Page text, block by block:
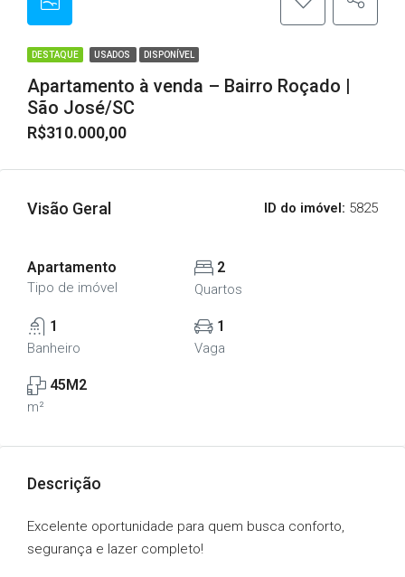
DESTAQUE USADOS DISPONÍVEL
Apartamento à venda – Bairro Roçado |
São José/SC
R$310.000,00
Visão Geral ID do imóvel: 5825
Apartamento
Tipo de imóvel
2
Quartos
1
Banheiro
1
Vaga
45M2
m²
Descrição
Excelente oportunidade para quem busca conforto,
segurança e lazer completo!